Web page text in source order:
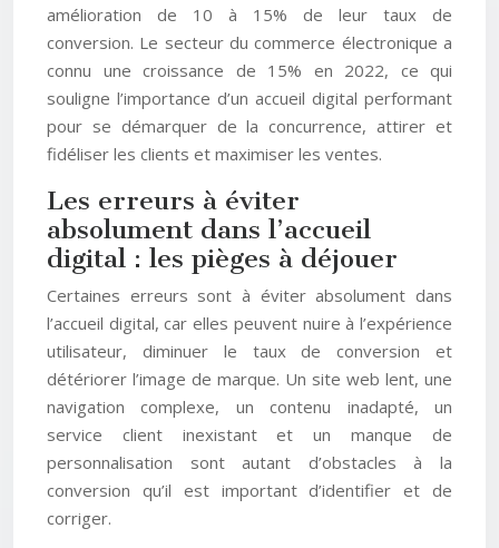
amélioration de 10 à 15% de leur taux de
conversion. Le secteur du commerce électronique a
connu une croissance de 15% en 2022, ce qui
souligne l’importance d’un accueil digital performant
pour se démarquer de la concurrence, attirer et
fidéliser les clients et maximiser les ventes.
Les erreurs à éviter
absolument dans l’accueil
digital : les pièges à déjouer
Certaines erreurs sont à éviter absolument dans
l’accueil digital, car elles peuvent nuire à l’expérience
utilisateur, diminuer le taux de conversion et
détériorer l’image de marque. Un site web lent, une
navigation complexe, un contenu inadapté, un
service client inexistant et un manque de
personnalisation sont autant d’obstacles à la
conversion qu’il est important d’identifier et de
corriger.